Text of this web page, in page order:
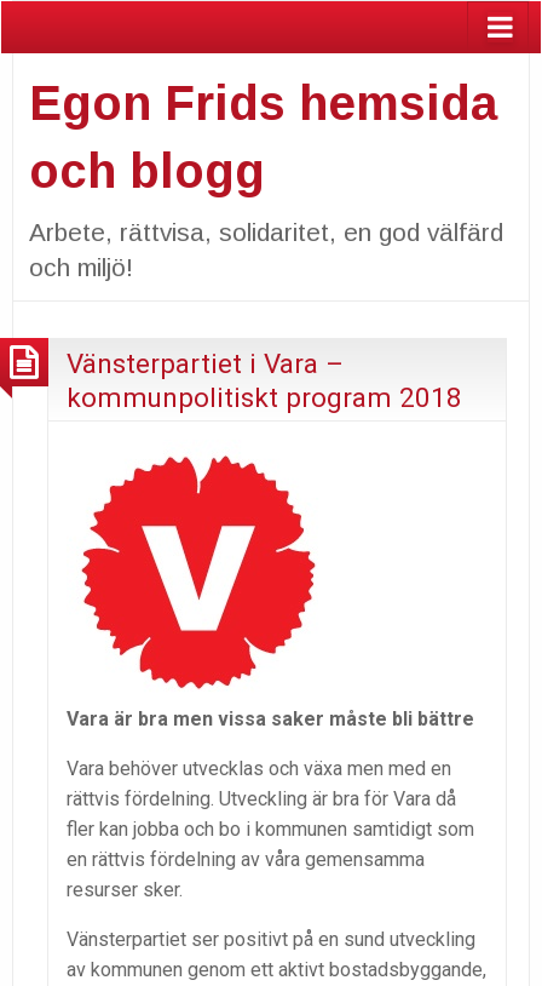
Egon Frids hemsida
och blogg
Arbete, rättvisa, solidaritet, en god välfärd
och miljö!
Vänsterpartiet i Vara –
kommunpolitiskt program 2018
Vara är bra men vissa saker måste bli bättre
Vara behöver utvecklas och växa men med en
rättvis fördelning. Utveckling är bra för Vara då
fler kan jobba och bo i kommunen samtidigt som
en rättvis fördelning av våra gemensamma
resurser sker.
Vänsterpartiet ser positivt på en sund utveckling
av kommunen genom ett aktivt bostadsbyggande,